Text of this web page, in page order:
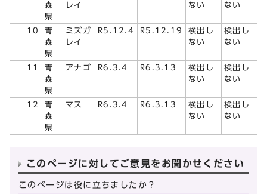
森
県
レイ
ない
ない
10
青
森
県
ミズガ
レイ
R5.12.4 R5.12.19
検出し
ない
検出し
ない
11
青
森
県
アナゴ R6.3.4 R6.3.13
検出し
ない
検出し
ない
12
青
森
県
マス R6.3.4 R6.3.13
検出し
ない
検出し
ない
このページに対してご意見をお聞かせください
このページは役に立ちましたか？